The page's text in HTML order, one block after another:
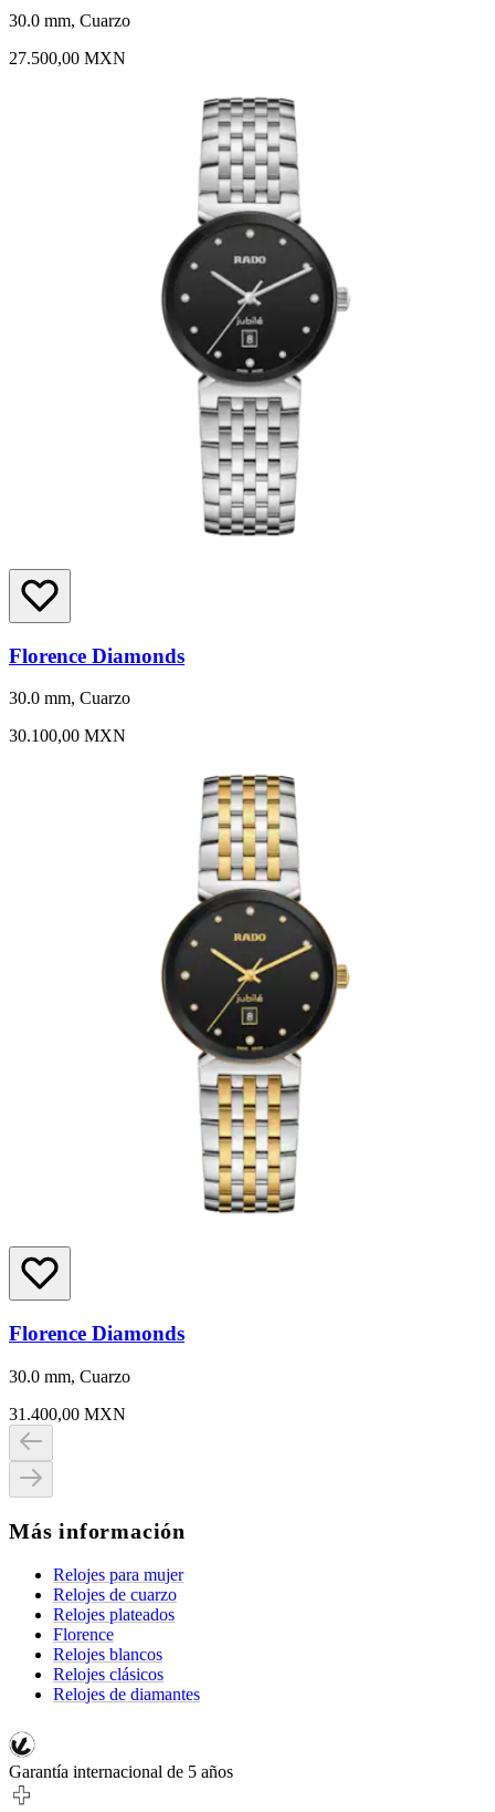
30.0 mm, Cuarzo
27.500,00 MXN
Florence Diamonds
30.0 mm, Cuarzo
30.100,00 MXN
Florence Diamonds
30.0 mm, Cuarzo
31.400,00 MXN
Más información
Relojes para mujer
Relojes de cuarzo
Relojes plateados
Florence
Relojes blancos
Relojes clásicos
Relojes de diamantes
Garantía internacional de 5 años